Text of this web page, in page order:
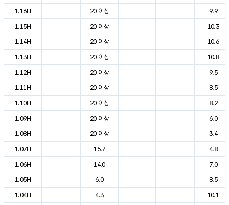
1.16H
20 이상
9.9
1.15H
20 이상
10.3
1.14H
20 이상
10.6
1.13H
20 이상
10.8
1.12H
20 이상
9.5
1.11H
20 이상
8.5
1.10H
20 이상
8.2
1.09H
20 이상
6.0
1.08H
20 이상
3.4
1.07H
15.7
4.8
1.06H
14.0
7.0
1.05H
6.0
8.5
1.04H
4.3
10.1